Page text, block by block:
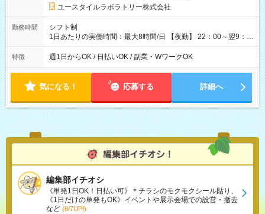
ユースタイルラボラトリー株式会社
勤務時間
シフト制
1日あたりの実働時間：最大8時間/日 【夜勤】 22：00～翌9：
00 ※週1日～OK ／ 夜勤専従 ＊＊ 勤務時間例 ＊＊ ■22時か
ら翌7時 ■23時から翌8時 ■24時から翌9時 など ※上記の時間
ます。 ※曜日固定（毎週同じ曜日での勤務となります）
特徴 週1日からOK / 日払いOK / 副業・WワークOK
気になる！ 応募する 詳細へ
編集部イチオシ
《単発1日OK！日払い可》＊チラシのモクモクシール貼り、
《1日だけの単発もOK》イベントや展示会場での設営・撤去
など (8/7UP!)